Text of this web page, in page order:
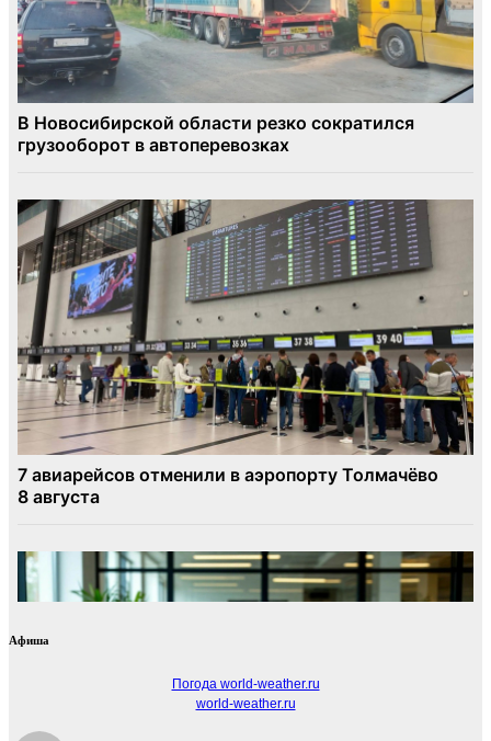
Афиша
Погода world-weather.ru
world-weather.ru